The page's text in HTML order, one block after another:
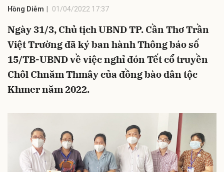
Hồng Diễm 01/04/2022 17:37
Ngày 31/3, Chủ tịch UBND TP. Cần Thơ Trần
Việt Trường đã ký ban hành Thông báo số
15/TB-UBND về việc nghỉ đón Tết cổ truyền
Chôl Chnăm Thmây của đồng bào dân tộc
Khmer năm 2022.